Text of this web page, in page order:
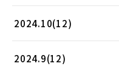
2024.10(12)
2024.9(12)